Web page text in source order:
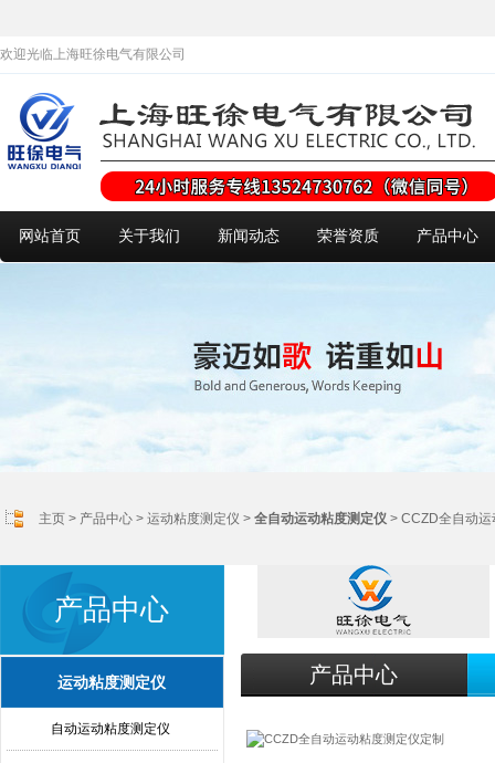
欢迎光临上海旺徐电气有限公司
网站首页 关于我们 新闻动态 荣誉资质 产品中心
主页 > 产品中心 > 运动粘度测定仪 > 全自动运动粘度测定仪 > CCZD全自动
产品中心
运动粘度测定仪
自动运动粘度测定仪
产品中心